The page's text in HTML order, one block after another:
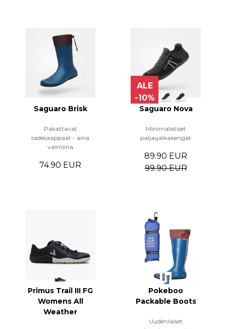
Saguaro Brisk
Pakattavat
sadesaappaat - aina
valmiina
74.90 EUR
ALE
-10%
Saguaro Nova
Minimalistiset
paljasjalkakengät
89.90 EUR
99.90 EUR
Primus Trail III FG
Womens All
Weather
Pokeboo
Packable Boots
Uudenlaiset